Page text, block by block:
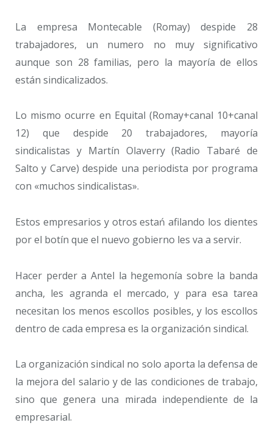
La empresa Montecable (Romay) despide 28
trabajadores, un numero no muy significativo
aunque son 28 familias, pero la mayoría de ellos
están sindicalizados.
Lo mismo ocurre en Equital (Romay+canal 10+canal
12) que despide 20 trabajadores, mayoría
sindicalistas y Martín Olaverry (Radio Tabaré de
Salto y Carve) despide una periodista por programa
con «muchos sindicalistas».
Estos empresarios y otros estań afilando los dientes
por el botín que el nuevo gobierno les va a servir.
Hacer perder a Antel la hegemonía sobre la banda
ancha, les agranda el mercado, y para esa tarea
necesitan los menos escollos posibles, y los escollos
dentro de cada empresa es la organización sindical.
La organización sindical no solo aporta la defensa de
la mejora del salario y de las condiciones de trabajo,
sino que genera una mirada independiente de la
empresarial.